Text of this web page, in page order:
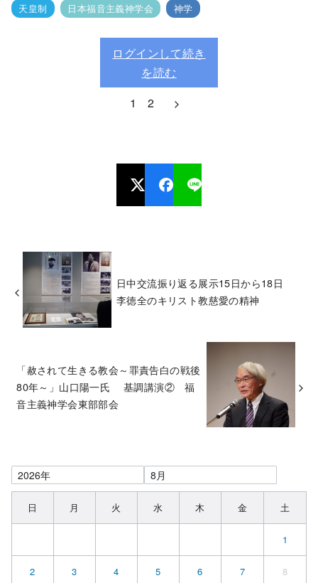
天皇制 日本福音主義神学会 神学
ログインして続き
を読む
1
2
日中交流振り返る展示15日から18日
李徳全のキリスト教慈愛の精神
「赦されて生きる教会～罪責告白の戦後
80年～」山口陽一氏 基調講演② 福
音主義神学会東部部会
日 月 火 水 木 金 土
1
2 3 4 5 6 7 8